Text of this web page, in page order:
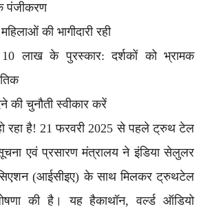
पंजीकरण
की भागीदारी रही
लाख के पुरस्कार: दर्शकों को भ्रामक
की चुनौती स्वीकार करें
रहा है! 21 फरवरी 2025 से पहले ट्रुथ टेल
एवं प्रसारण मंत्रालय ने इंडिया सेलुलर
(आईसीइए) के साथ मिलकर ट्रुथटेल
की है। यह हैकाथॉन, वर्ल्ड ऑडियो